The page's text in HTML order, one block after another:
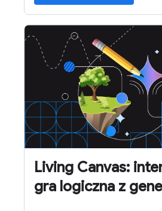
Living Canvas:
gra logiczna z